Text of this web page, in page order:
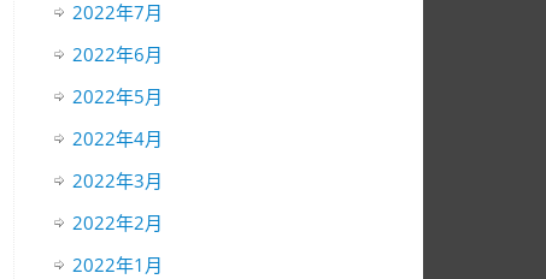
2022年7月
2022年6月
2022年5月
2022年4月
2022年3月
2022年2月
2022年1月